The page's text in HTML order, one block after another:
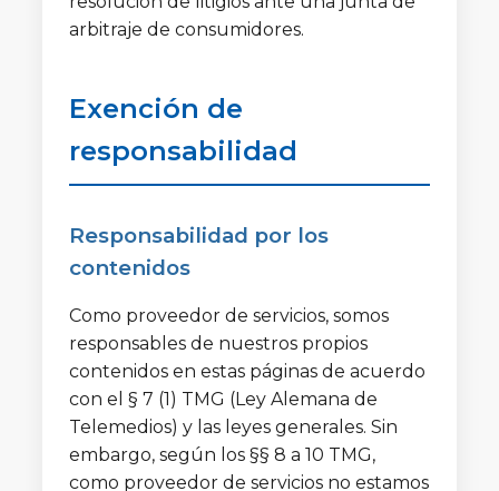
arbitraje de consumidores.
Exención de
responsabilidad
Responsabilidad por los
contenidos
Como proveedor de servicios, somos
responsables de nuestros propios
contenidos en estas páginas de acuerdo
con el § 7 (1) TMG (Ley Alemana de
Telemedios) y las leyes generales. Sin
embargo, según los §§ 8 a 10 TMG,
como proveedor de servicios no estamos